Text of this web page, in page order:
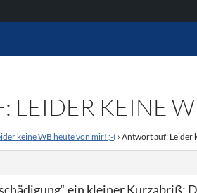
LEIDER KEINE
keine WB heute von mir! ;-( › Antwort auf: Leider
ein kleiner Kurzabriß: